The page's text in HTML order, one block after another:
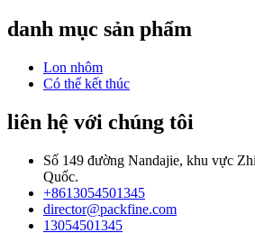
danh mục sản phẩm
Lon nhôm
Có thể kết thúc
liên hệ với chúng tôi
Số 149 đường Nandajie, khu vực
Quốc.
+8613054501345
director@packfine.com
13054501345